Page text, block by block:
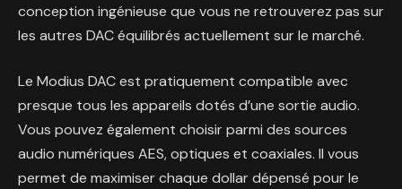
conception ingénieuse que vous ne retrouverez pas sur
les autres DAC équilibrés actuellement sur le marché.
Le Modius DAC est pratiquement compatible avec
presque tous les appareils dotés d’une sortie audio.
Vous pouvez également choisir parmi des sources
audio numériques AES, optiques et coaxiales. Il vous
permet de maximiser chaque dollar dépensé pour le